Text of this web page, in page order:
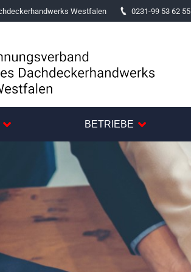
Westfalen 0231-99 53 62 55
BETRIEBE